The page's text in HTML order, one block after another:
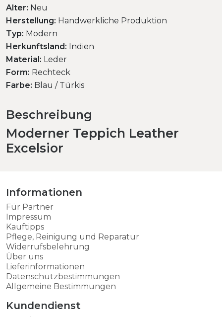
Alter: Neu
Herstellung: Handwerkliche Produktion
Typ: Modern
Herkunftsland: Indien
Material: Leder
Form: Rechteck
Farbe: Blau / Türkis
Beschreibung
Moderner Teppich Leather
Excelsior
Informationen
Für Partner
Impressum
Kauftipps
Pflege, Reinigung und Reparatur
Widerrufsbelehrung
Über uns
Lieferinformationen
Datenschutzbestimmungen
Allgemeine Bestimmungen
Kundendienst